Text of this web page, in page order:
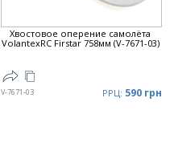
Хвостовое оперение самолёта
VolantexRC Firstar 758мм (V-7671-03)
V-7671-03 РРЦ: 590 грн